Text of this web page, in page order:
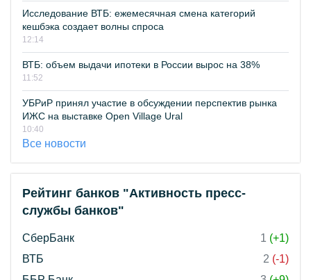
Исследование ВТБ: ежемесячная смена категорий
кешбэка создает волны спроса
12:14
ВТБ: объем выдачи ипотеки в России вырос на 38%
11:52
УБРиР принял участие в обсуждении перспектив рынка
ИЖС на выставке Open Village Ural
10:40
Все новости
Рейтинг банков "Активность пресс-
службы банков"
СберБанк 1 (+1)
ВТБ
2 (-1)